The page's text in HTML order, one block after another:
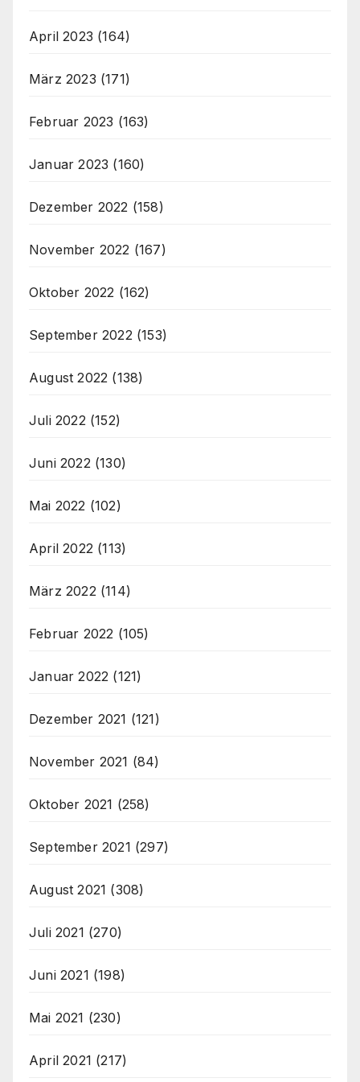
April 2023 (164)
März 2023 (171)
Februar 2023 (163)
Januar 2023 (160)
Dezember 2022 (158)
November 2022 (167)
Oktober 2022 (162)
September 2022 (153)
August 2022 (138)
Juli 2022 (152)
Juni 2022 (130)
Mai 2022 (102)
April 2022 (113)
März 2022 (114)
Februar 2022 (105)
Januar 2022 (121)
Dezember 2021 (121)
November 2021 (84)
Oktober 2021 (258)
September 2021 (297)
August 2021 (308)
Juli 2021 (270)
Juni 2021 (198)
Mai 2021 (230)
April 2021 (217)